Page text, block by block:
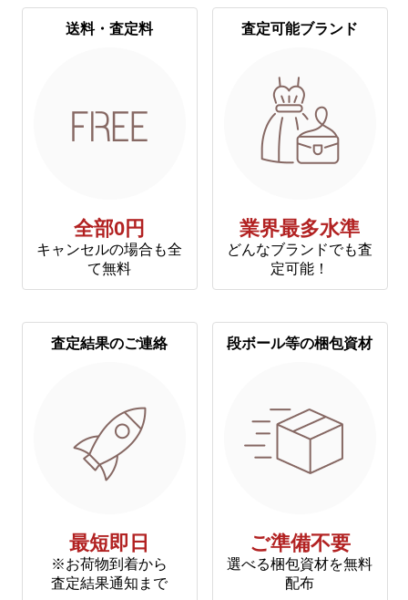
送料・査定料
全部0円
キャンセルの場合も全
て無料
査定可能ブランド
業界最多水準
どんなブランドでも査
定可能！
査定結果のご連絡
最短即日
※お荷物到着から
査定結果通知まで
段ボール等の梱包資材
ご準備不要
選べる梱包資材を無料
配布